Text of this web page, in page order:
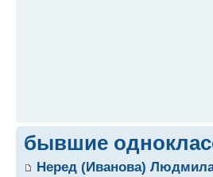
бывшие
Неред (Иванова)